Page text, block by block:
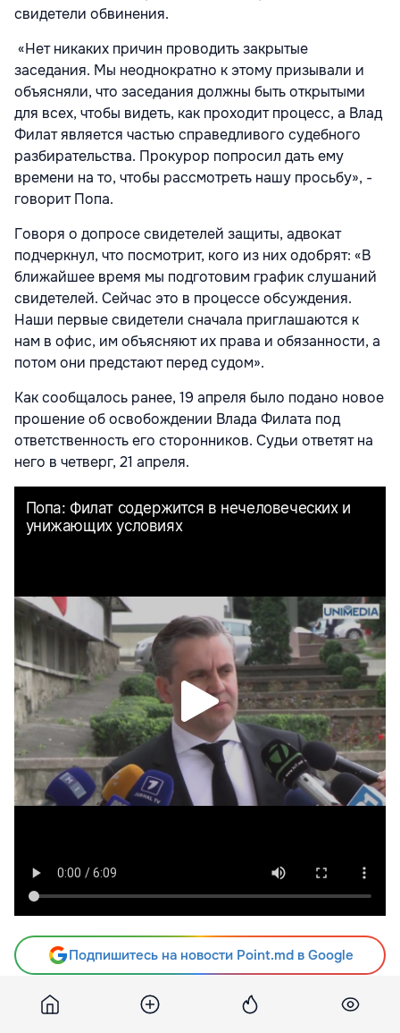
свидетели обвинения.
«Нет никаких причин проводить закрытые
заседания. Мы неоднократно к этому призывали и
объясняли, что заседания должны быть открытыми
для всех, чтобы видеть, как проходит процесс, а Влад
Филат является частью справедливого судебного
разбирательства. Прокурор попросил дать ему
времени на то, чтобы рассмотреть нашу просьбу», -
говорит Попа.
Говоря о допросе свидетелей защиты, адвокат
подчеркнул, что посмотрит, кого из них одобрят: «В
ближайшее время мы подготовим график слушаний
свидетелей. Сейчас это в процессе обсуждения.
Наши первые свидетели сначала приглашаются к
нам в офис, им объясняют их права и обязанности, а
потом они предстают перед судом».
Как сообщалось ранее, 19 апреля было подано новое
прошение об освобождении Влада Филата под
ответственность его сторонников. Судьи ответят на
него в четверг, 21 апреля.
Подпишитесь на новости Point.md в Google
Источник